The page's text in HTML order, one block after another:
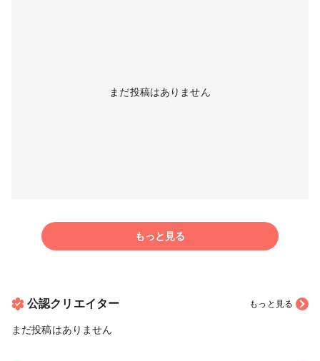
まだ投稿はありません
もっと見る
公認クリエイター もっと見る
まだ投稿はありません